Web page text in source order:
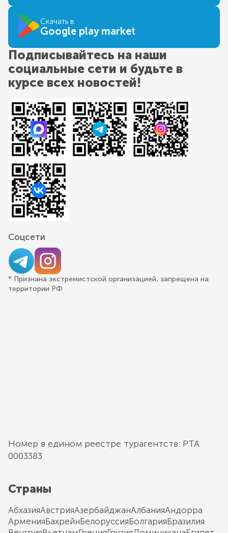
Скачать в
Google play market
Подписывайтесь на наши
социальные сети и будьте в
курсе всех новостей!
Соцсети
* Признана экстремистской организацией, запрещена на
территории РФ
Номер в едином реестре турагентств: РТА
0003383
Страны
АбхазияАвстрияАзербайджанАлбанияАндорра
АрменияБахрейнБелоруссияБолгарияБразилия